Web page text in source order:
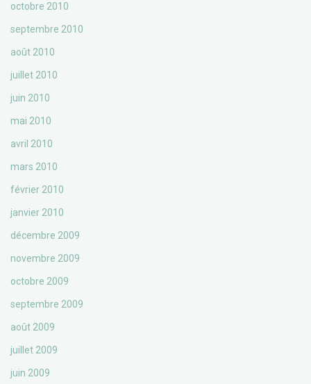
octobre 2010
septembre 2010
août 2010
juillet 2010
juin 2010
mai 2010
avril 2010
mars 2010
février 2010
janvier 2010
décembre 2009
novembre 2009
octobre 2009
septembre 2009
août 2009
juillet 2009
juin 2009